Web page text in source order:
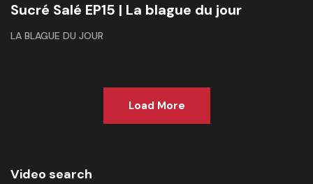
Sucré Salé EP15 | La blague du jour
LA BLAGUE DU JOUR
Load More
Video search